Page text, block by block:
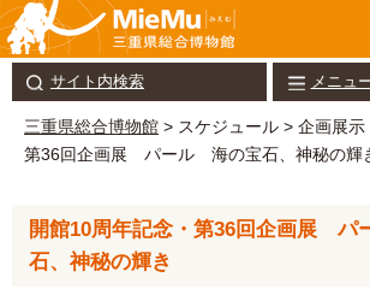
サイト内検索 メニュ
三重県総合博物館 > スケジュール > 企画展示
第36回企画展 パール 海の宝石、神秘の輝
開館10周年記念・第36回企画展
石、神秘の輝き